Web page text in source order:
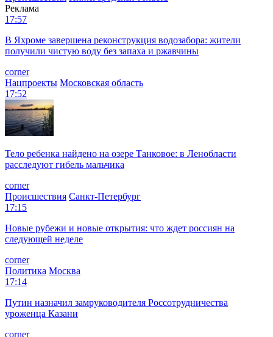
Реклама
17:57
В Яхроме завершена реконструкция водозабора: жители
получили чистую воду без запаха и ржавчины
corner
Нацпроекты Московская область
17:52
Тело ребенка найдено на озере Танковое: в Ленобласти
расследуют гибель мальчика
corner
Происшествия Санкт-Петербург
17:15
Новые рубежи и новые открытия: что ждет россиян на
следующей неделе
corner
Политика Москва
17:14
Путин назначил замруководителя Россотрудничества
уроженца Казани
corner